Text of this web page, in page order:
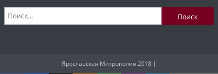
Найти:
Ярославская Митрополия 2018 |